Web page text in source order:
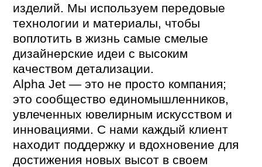
изделий. Мы используем передовые
технологии и материалы, чтобы
воплотить в жизнь самые смелые
дизайнерские идеи с высоким
качеством детализации.
Alpha Jet — это не просто компания;
это сообщество единомышленников,
увлеченных ювелирным искусством и
инновациями. С нами каждый клиент
находит поддержку и вдохновение для
достижения новых высот в своем